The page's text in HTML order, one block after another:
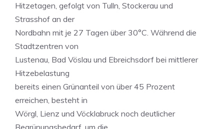
Hitzetagen, gefolgt von Tulln, Stockerau und
Strasshof an der
Nordbahn mit je 27 Tagen über 30°C. Während die
Stadtzentren von
Lustenau, Bad Vöslau und Ebreichsdorf bei mittlerer
Hitzebelastung
bereits einen Grünanteil von über 45 Prozent
erreichen, besteht in
Wörgl, Lienz und Vöcklabruck noch deutlicher
Begrünungsbedarf, um die